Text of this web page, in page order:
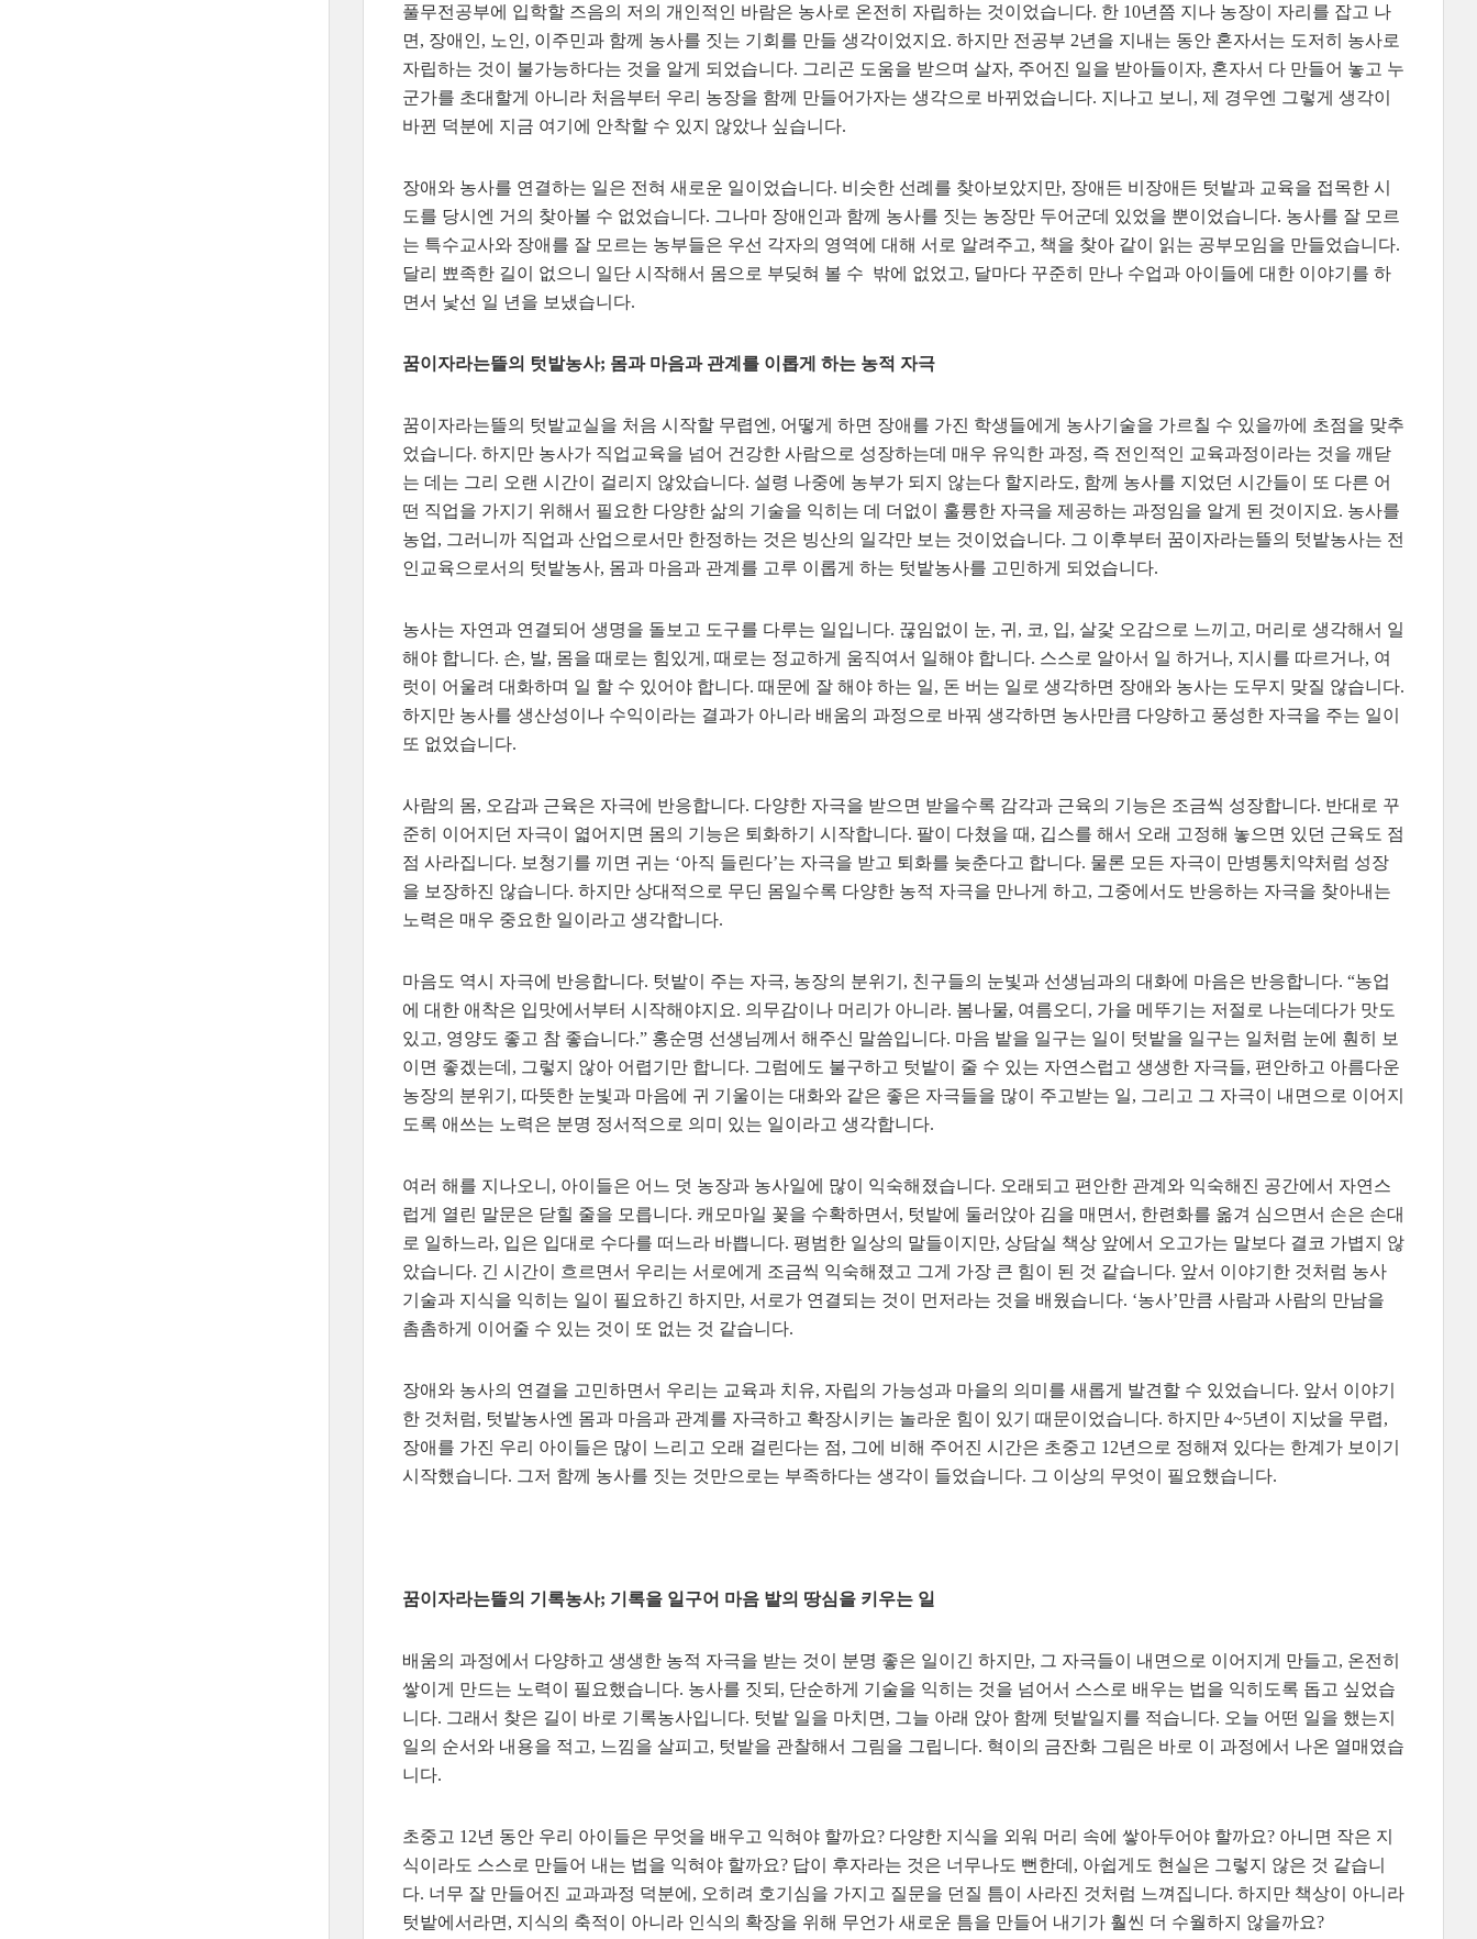
풀무전공부에 입학할 즈음의 저의 개인적인 바람은 농사로 온전히 자립하는 것이었습니다. 한 10년쯤 지나 농장이 자리를 잡고 나
면, 장애인, 노인, 이주민과 함께 농사를 짓는 기회를 만들 생각이었지요. 하지만 전공부 2년을 지내는 동안 혼자서는 도저히 농사로
자립하는 것이 불가능하다는 것을 알게 되었습니다. 그리곤 도움을 받으며 살자, 주어진 일을 받아들이자, 혼자서 다 만들어 놓고 누
군가를 초대할게 아니라 처음부터 우리 농장을 함께 만들어가자는 생각으로 바뀌었습니다. 지나고 보니, 제 경우엔 그렇게 생각이
바뀐 덕분에 지금 여기에 안착할 수 있지 않았나 싶습니다.
장애와 농사를 연결하는 일은 전혀 새로운 일이었습니다. 비슷한 선례를 찾아보았지만, 장애든 비장애든 텃밭과 교육을 접목한 시
도를 당시엔 거의 찾아볼 수 없었습니다. 그나마 장애인과 함께 농사를 짓는 농장만 두어군데 있었을 뿐이었습니다. 농사를 잘 모르
는 특수교사와 장애를 잘 모르는 농부들은 우선 각자의 영역에 대해 서로 알려주고, 책을 찾아 같이 읽는 공부모임을 만들었습니다.
달리 뾰족한 길이 없으니 일단 시작해서 몸으로 부딪혀 볼 수 밖에 없었고, 달마다 꾸준히 만나 수업과 아이들에 대한 이야기를 하
면서 낯선 일 년을 보냈습니다.
꿈이자라는뜰의 텃밭농사; 몸과 마음과 관계를 이롭게 하는 농적 자극
꿈이자라는뜰의 텃밭교실을 처음 시작할 무렵엔, 어떻게 하면 장애를 가진 학생들에게 농사기술을 가르칠 수 있을까에 초점을 맞추
었습니다. 하지만 농사가 직업교육을 넘어 건강한 사람으로 성장하는데 매우 유익한 과정, 즉 전인적인 교육과정이라는 것을 깨닫
는 데는 그리 오랜 시간이 걸리지 않았습니다. 설령 나중에 농부가 되지 않는다 할지라도, 함께 농사를 지었던 시간들이 또 다른 어
떤 직업을 가지기 위해서 필요한 다양한 삶의 기술을 익히는 데 더없이 훌륭한 자극을 제공하는 과정임을 알게 된 것이지요. 농사를
농업, 그러니까 직업과 산업으로서만 한정하는 것은 빙산의 일각만 보는 것이었습니다. 그 이후부터 꿈이자라는뜰의 텃밭농사는 전
인교육으로서의 텃밭농사, 몸과 마음과 관계를 고루 이롭게 하는 텃밭농사를 고민하게 되었습니다.
농사는 자연과 연결되어 생명을 돌보고 도구를 다루는 일입니다. 끊임없이 눈, 귀, 코, 입, 살갗 오감으로 느끼고, 머리로 생각해서 일
해야 합니다. 손, 발, 몸을 때로는 힘있게, 때로는 정교하게 움직여서 일해야 합니다. 스스로 알아서 일 하거나, 지시를 따르거나, 여
럿이 어울려 대화하며 일 할 수 있어야 합니다. 때문에 잘 해야 하는 일, 돈 버는 일로 생각하면 장애와 농사는 도무지 맞질 않습니다.
하지만 농사를 생산성이나 수익이라는 결과가 아니라 배움의 과정으로 바꿔 생각하면 농사만큼 다양하고 풍성한 자극을 주는 일이
또 없었습니다.
사람의 몸, 오감과 근육은 자극에 반응합니다. 다양한 자극을 받으면 받을수록 감각과 근육의 기능은 조금씩 성장합니다. 반대로 꾸
준히 이어지던 자극이 엷어지면 몸의 기능은 퇴화하기 시작합니다. 팔이 다쳤을 때, 깁스를 해서 오래 고정해 놓으면 있던 근육도 점
점 사라집니다. 보청기를 끼면 귀는 ‘아직 들린다’는 자극을 받고 퇴화를 늦춘다고 합니다. 물론 모든 자극이 만병통치약처럼 성장
을 보장하진 않습니다. 하지만 상대적으로 무딘 몸일수록 다양한 농적 자극을 만나게 하고, 그중에서도 반응하는 자극을 찾아내는
노력은 매우 중요한 일이라고 생각합니다.
마음도 역시 자극에 반응합니다. 텃밭이 주는 자극, 농장의 분위기, 친구들의 눈빛과 선생님과의 대화에 마음은 반응합니다. “농업
에 대한 애착은 입맛에서부터 시작해야지요. 의무감이나 머리가 아니라. 봄나물, 여름오디, 가을 메뚜기는 저절로 나는데다가 맛도
있고, 영양도 좋고 참 좋습니다.” 홍순명 선생님께서 해주신 말씀입니다. 마음 밭을 일구는 일이 텃밭을 일구는 일처럼 눈에 훤히 보
이면 좋겠는데, 그렇지 않아 어렵기만 합니다. 그럼에도 불구하고 텃밭이 줄 수 있는 자연스럽고 생생한 자극들, 편안하고 아름다운
농장의 분위기, 따뜻한 눈빛과 마음에 귀 기울이는 대화와 같은 좋은 자극들을 많이 주고받는 일, 그리고 그 자극이 내면으로 이어지
도록 애쓰는 노력은 분명 정서적으로 의미 있는 일이라고 생각합니다.
여러 해를 지나오니, 아이들은 어느 덧 농장과 농사일에 많이 익숙해졌습니다. 오래되고 편안한 관계와 익숙해진 공간에서 자연스
럽게 열린 말문은 닫힐 줄을 모릅니다. 캐모마일 꽃을 수확하면서, 텃밭에 둘러앉아 김을 매면서, 한련화를 옮겨 심으면서 손은 손대
로 일하느라, 입은 입대로 수다를 떠느라 바쁩니다. 평범한 일상의 말들이지만, 상담실 책상 앞에서 오고가는 말보다 결코 가볍지 않
았습니다. 긴 시간이 흐르면서 우리는 서로에게 조금씩 익숙해졌고 그게 가장 큰 힘이 된 것 같습니다. 앞서 이야기한 것처럼 농사
기술과 지식을 익히는 일이 필요하긴 하지만, 서로가 연결되는 것이 먼저라는 것을 배웠습니다. ‘농사’만큼 사람과 사람의 만남을
촘촘하게 이어줄 수 있는 것이 또 없는 것 같습니다.
장애와 농사의 연결을 고민하면서 우리는 교육과 치유, 자립의 가능성과 마을의 의미를 새롭게 발견할 수 있었습니다. 앞서 이야기
한 것처럼, 텃밭농사엔 몸과 마음과 관계를 자극하고 확장시키는 놀라운 힘이 있기 때문이었습니다. 하지만 4~5년이 지났을 무렵,
장애를 가진 우리 아이들은 많이 느리고 오래 걸린다는 점, 그에 비해 주어진 시간은 초중고 12년으로 정해져 있다는 한계가 보이기
시작했습니다. 그저 함께 농사를 짓는 것만으로는 부족하다는 생각이 들었습니다. 그 이상의 무엇이 필요했습니다.
꿈이자라는뜰의 기록농사; 기록을 일구어 마음 밭의 땅심을 키우는 일
배움의 과정에서 다양하고 생생한 농적 자극을 받는 것이 분명 좋은 일이긴 하지만, 그 자극들이 내면으로 이어지게 만들고, 온전히
쌓이게 만드는 노력이 필요했습니다. 농사를 짓되, 단순하게 기술을 익히는 것을 넘어서 스스로 배우는 법을 익히도록 돕고 싶었습
니다. 그래서 찾은 길이 바로 기록농사입니다. 텃밭 일을 마치면, 그늘 아래 앉아 함께 텃밭일지를 적습니다. 오늘 어떤 일을 했는지
일의 순서와 내용을 적고, 느낌을 살피고, 텃밭을 관찰해서 그림을 그립니다. 혁이의 금잔화 그림은 바로 이 과정에서 나온 열매였습
니다.
초중고 12년 동안 우리 아이들은 무엇을 배우고 익혀야 할까요? 다양한 지식을 외워 머리 속에 쌓아두어야 할까요? 아니면 작은 지
식이라도 스스로 만들어 내는 법을 익혀야 할까요? 답이 후자라는 것은 너무나도 뻔한데, 아쉽게도 현실은 그렇지 않은 것 같습니
다. 너무 잘 만들어진 교과과정 덕분에, 오히려 호기심을 가지고 질문을 던질 틈이 사라진 것처럼 느껴집니다. 하지만 책상이 아니라
텃밭에서라면, 지식의 축적이 아니라 인식의 확장을 위해 무언가 새로운 틈을 만들어 내기가 훨씬 더 수월하지 않을까요?